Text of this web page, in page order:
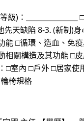
級)：
天缺陷 8-3. (新制)
能 □循環、造血、免
相關構造及其功能 □
□室內 □戶外 □居家
椅規格